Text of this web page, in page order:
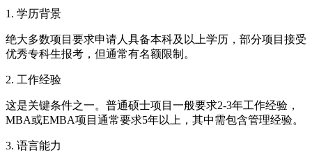
1. 学历背景
绝大多数项目要求申请人具备本科及以上学历，部分项目接受
优秀专科生报考，但通常有名额限制。
2. 工作经验
这是关键条件之一。普通硕士项目一般要求2-3年工作经验，
MBA或EMBA项目通常要求5年以上，其中需包含管理经验。
3. 语言能力